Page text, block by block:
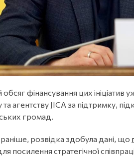
обсяг фінансування цих
агентству JICA за підтримку,
громад.
розвідка здобула дані, що
посилення стратегічної